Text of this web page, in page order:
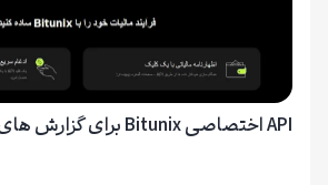
API اختصاصی Bitunix برای گزارش های مالیاتی کاربرانش